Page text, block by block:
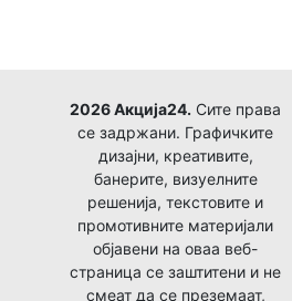
2026 Акција24. Сите права
се задржани. Графичките
дизајни, креативите,
банерите, визуелните
решенија, текстовите и
промотивните материјали
објавени на оваа веб-
страница се заштитени и не
смеат да се преземаат,